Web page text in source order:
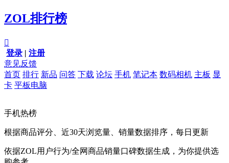
ZOL排行榜

登录 | 注册
意见反馈
首页 排行 新品 问答 下载 论坛 手机 笔记本 数码相机 主板 显
卡 平板电脑
手机热榜
根据商品评分、近30天浏览量、销量数据排序，每日更新
依据ZOL用户行为/全网商品销量口碑数据生成，为你提供选